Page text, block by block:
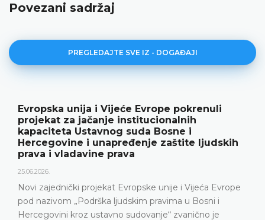
Povezani sadržaj
PREGLEDAJTE SVE IZ - DOGAĐAJI
Evropska unija i Vijeće Evrope pokrenuli
projekat za jačanje institucionalnih
kapaciteta Ustavnog suda Bosne i
Hercegovine i unapređenje zaštite ljudskih
prava i vladavine prava
25.06.2026.
Novi zajednički projekat Evropske unije i Vijeća Evrope
pod nazivom „Podrška ljudskim pravima u Bosni i
Hercegovini kroz ustavno sudovanje“ zvanično je